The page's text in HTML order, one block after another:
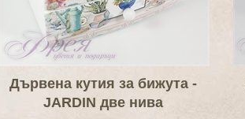
Дървена кутия за бижута -
JARDIN две нива